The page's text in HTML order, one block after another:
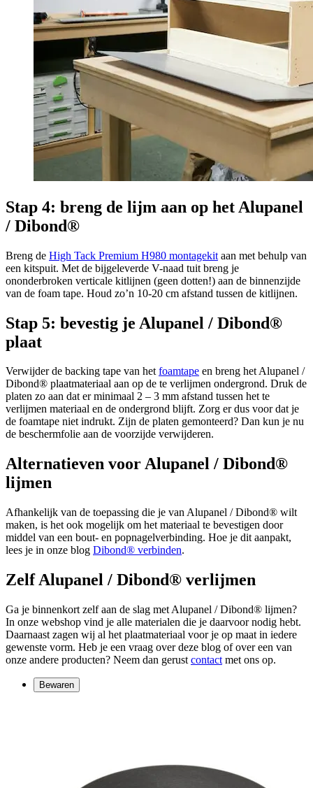
Stap 4: breng de lijm aan op het Alupanel
/ Dibond®
Breng de High Tack Premium H980 montagekit aan met behulp van
een kitspuit. Met de bijgeleverde V-naad tuit breng je
ononderbroken verticale kitlijnen (geen dotten!) aan de binnenzijde
van de foam tape. Houd zo’n 10-20 cm afstand tussen de kitlijnen.
Stap 5: bevestig je Alupanel / Dibond®
plaat
Verwijder de backing tape van hetfoamtape en breng het Alupanel /
Dibond® plaatmateriaal aan op de te verlijmen ondergrond. Druk de
platen zo aan dat er minimaal 2 – 3 mm afstand tussen het te
verlijmen materiaal en de ondergrond blijft. Zorg er dus voor dat je
de foamtape niet indrukt. Zijn de platen gemonteerd? Dan kun je nu
de beschermfolie aan de voorzijde verwijderen.
Alternatieven voor Alupanel / Dibond®
lijmen
Afhankelijk van de toepassing die je van Alupanel / Dibond® wilt
maken, is het ook mogelijk om het materiaal te bevestigen door
middel van een bout- en popnagelverbinding. Hoe je dit aanpakt,
lees je in onze blog Dibond® verbinden.
Zelf Alupanel / Dibond® verlijmen
Ga je binnenkort zelf aan de slag met Alupanel / Dibond® lijmen?
In onze webshop vind je alle materialen die je daarvoor nodig hebt.
Daarnaast zagen wij al het plaatmateriaal voor je op maat in iedere
gewenste vorm. Heb je een vraag over deze blog of over een van
onze andere producten? Neem dan gerust contact met ons op.
Bewaren